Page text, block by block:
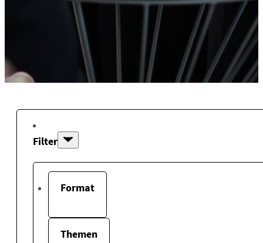
Filter
Format
Themen